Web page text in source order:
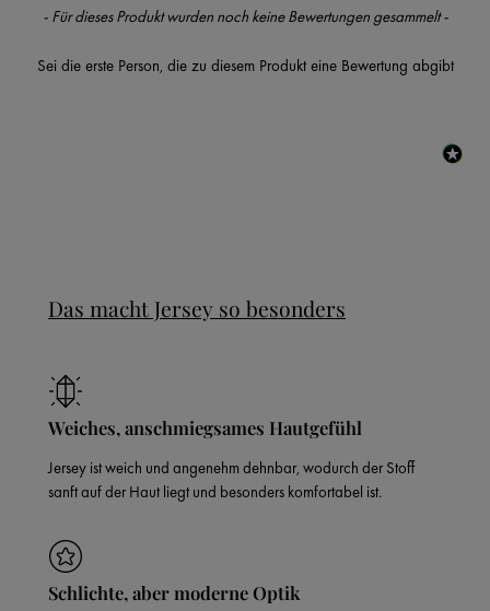
- Für dieses Produkt wurden noch keine Bewertungen gesammelt -
Sei die erste Person, die zu diesem Produkt eine Bewertung abgibt
New content loaded
Das macht Jersey so besonders
Weiches, anschmiegsames Hautgefühl
Jersey ist weich und angenehm dehnbar, wodurch der Stoff
sanft auf der Haut liegt und besonders komfortabel ist.
Schlichte, aber moderne Optik